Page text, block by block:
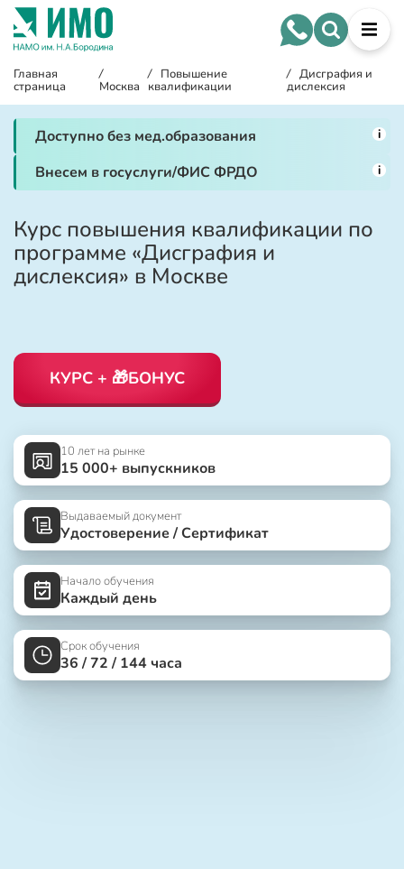
Главная
страница
/
Москва
/ Повышение
квалификации
/ Дисграфия и
дислексия
Доступно без мед.образования i
Внесем в госуслуги/ФИС ФРДО i
Курс повышения квалификации по
программе «Дисграфия и
дислексия» в Москве
КУРС + 🎁БОНУС
10 лет на рынке
15 000+ выпускников
Выдаваемый документ
Удостоверение / Сертификат
Начало обучения
Каждый день
Срок обучения
36 / 72 / 144 часа